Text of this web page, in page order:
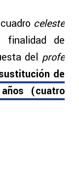
celeste
de
del profe
de
(cuatro